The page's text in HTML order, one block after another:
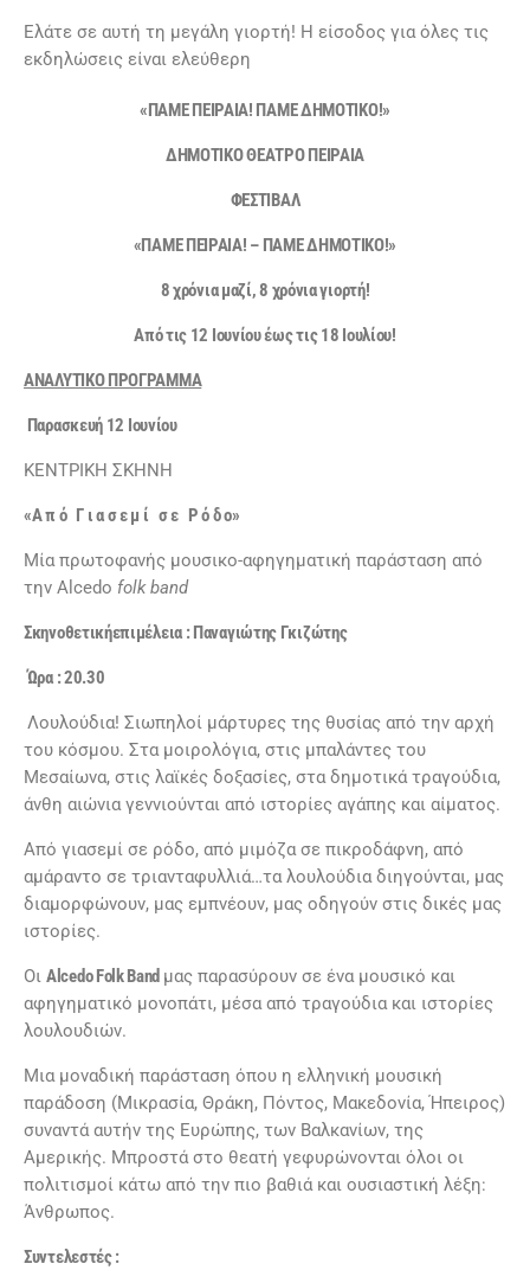
Ελάτε σε αυτή τη μεγάλη γιορτή! Η είσοδος για όλες τις
εκδηλώσεις είναι ελεύθερη
«ΠΑΜΕ ΠΕΙΡΑΙΑ! ΠΑΜΕ ΔΗΜΟΤΙΚΟ!»
ΔΗΜΟΤΙΚΟ ΘΕΑΤΡΟ ΠΕΙΡΑΙΑ
ΦΕΣΤΙΒΑΛ
«ΠΑΜΕ ΠΕΙΡΑΙΑ! – ΠΑΜΕ ΔΗΜΟΤΙΚΟ!»
8 χρόνια μαζί, 8 χρόνια γιορτή!
Από τις 12 Ιουνίου έως τις 18 Ιουλίου!
ΑΝΑΛΥΤΙΚΟ ΠΡΟΓΡΑΜΜΑ
Παρασκευή 12 Ιουνίου
KΕΝΤΡΙΚΗ ΣΚΗΝΗ
«Α π ό Γ ι α σ ε μ ί σ ε Ρ ό δ ο»
Μία πρωτοφανής μουσικο-αφηγηματική παράσταση από
την Alcedo folk band
Σκηνοθετικήεπιμέλεια : Παναγιώτης Γκιζώτης
Ώρα : 20.30
Λουλούδια! Σιωπηλοί μάρτυρες της θυσίας από την αρχή
του κόσμου. Στα μοιρολόγια, στις μπαλάντες του
Μεσαίωνα, στις λαϊκές δοξασίες, στα δημοτικά τραγούδια,
άνθη αιώνια γεννιούνται από ιστορίες αγάπης και αίματος.
Από γιασεμί σε ρόδο, από μιμόζα σε πικροδάφνη, από
αμάραντο σε τριανταφυλλιά…τα λουλούδια διηγούνται, μας
διαμορφώνουν, μας εμπνέουν, μας οδηγούν στις δικές μας
ιστορίες.
Οι Alcedo Folk Band μας παρασύρουν σε ένα μουσικό και
αφηγηματικό μονοπάτι, μέσα από τραγούδια και ιστορίες
λουλουδιών.
Μια μοναδική παράσταση όπου η ελληνική μουσική
παράδοση (Μικρασία, Θράκη, Πόντος, Μακεδονία, Ήπειρος)
συναντά αυτήν της Ευρώπης, των Βαλκανίων, της
Αμερικής. Μπροστά στο θεατή γεφυρώνονται όλοι οι
πολιτισμοί κάτω από την πιο βαθιά και ουσιαστική λέξη:
Άνθρωπος.
Συντελεστές :